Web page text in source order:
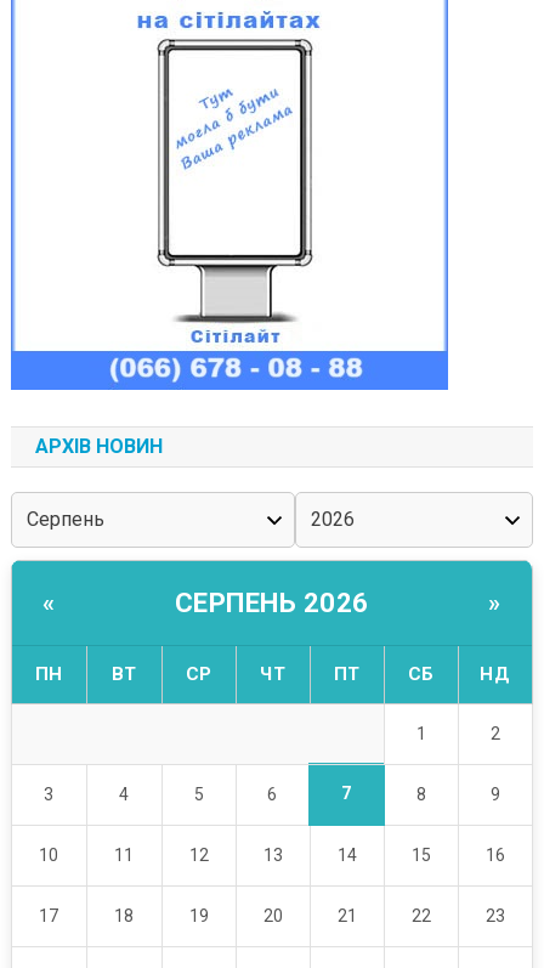
АРХІВ НОВИН
« СЕРПЕНЬ 2026 »
ПН ВТ СР ЧТ ПТ СБ НД
1 2
3 4 5 6 7 8 9
10 11 12 13 14 15 16
17 18 19 20 21 22 23